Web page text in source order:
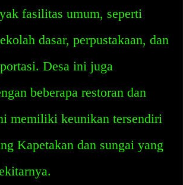
fasilitas umum, seperti
dasar, perpustakaan, dan
Desa ini juga
beberapa restoran dan
memiliki keunikan tersendiri
Kapetakan dan sungai yang